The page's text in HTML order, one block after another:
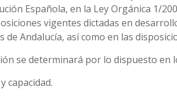
Española, en la Ley Orgánica 1/
vigentes dictadas en
de Andalucía, así como en las
se determinará por lo dispuesto en
capacidad.